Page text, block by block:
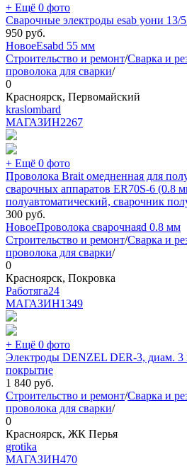
+ Ещё 0 фото
Сварочные электроды esab уони 13/
950 руб.
НовоеEsabd 55 мм
Строительство и ремонт/Сварка и
проволока для сварки/
0
Красноярск, Первомайский
kraslombard
МАГАЗИН2267
+ Ещё 0 фото
Проволока Brait омедненная для
сварочных аппаратов ER70S-6 (0.8
полуавтоматический, сварочник
300 руб.
НовоеПроволока сварочнаяd 0.8 мм
Строительство и ремонт/Сварка и
проволока для сварки/
0
Красноярск, Покровка
Работяга24
МАГАЗИН1349
+ Ещё 0 фото
Электроды DENZEL DER-3, диам. 3
покрытие
1 840 руб.
Строительство и ремонт/Сварка и
проволока для сварки/
0
Красноярск, ЖК Перья
grotika
МАГАЗИН470